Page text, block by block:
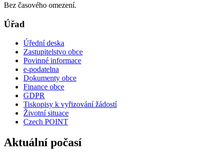
Bez časového omezení.
Úřad
Úřední deska
Zastupitelstvo obce
Povinné informace
e-podatelna
Dokumenty obce
Finance obce
GDPR
Tiskopisy k vyřizování žádostí
Životní situace
Czech POINT
Aktuální počasí